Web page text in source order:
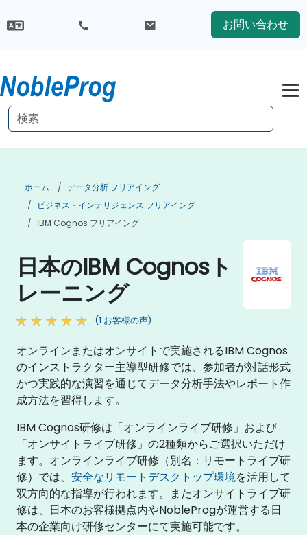
お問い合わせ
ホーム
データ分析 フリアイング
ビジネス・インテリジェンス フリアイング
IBM Cognos フリアイング
日本のIBM Cognosト
レーニング
(1 お客様の声)
オンラインまたはオンサイトで実施されるIBM Cognos
のインストラクター主導型研修では、参加者が対話形式
かつ実践的な演習を通じてデータ分析手法やレポート作
成方法を習得します。
IBM Cognos研修は「オンラインライブ研修」および
「オンサイトライブ研修」の2種類からご選択いただけ
ます。オンラインライブ研修（別名：リモートライブ研
修）では、 安全なリモートデスクトップ環境を活用して
双方向的な指導が行われます。またオンサイトライブ研
修は、日本のお客様拠点内やNobleProgが運営する日
本の企業向け研修センターにて実施可能です。